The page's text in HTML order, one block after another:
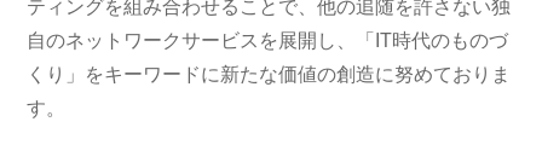
ティングを組み合わせることで、他の追随を許さない独
自のネットワークサービスを展開し、「IT時代のものづ
くり」をキーワードに新たな価値の創造に努めておりま
す。